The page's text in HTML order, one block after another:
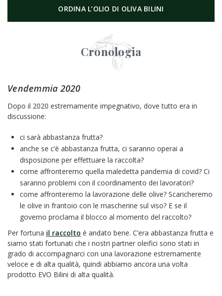
ORDINA L’OLIO DI OLIVA BILINI
Cronologia
Vendemmia 2020
Dopo il 2020 estremamente impegnativo, dove tutto era in
discussione:
ci sarà abbastanza frutta?
anche se c’è abbastanza frutta, ci saranno operai a
disposizione per effettuare la raccolta?
come affronteremo quella maledetta pandemia di covid? Ci
saranno problemi con il coordinamento dei lavoratori?
come affronteremo la lavorazione delle olive? Scaricheremo
le olive in frantoio con le mascherine sul viso? E se il
governo proclama il blocco al momento del raccolto?
Per fortuna il raccolto è andato bene. C’era abbastanza frutta e
siamo stati fortunati che i nostri partner oleifici sono stati in
grado di accompagnarci con una lavorazione estremamente
veloce e di alta qualità, quindi abbiamo ancora una volta
prodotto EVO Bilini di alta qualità.